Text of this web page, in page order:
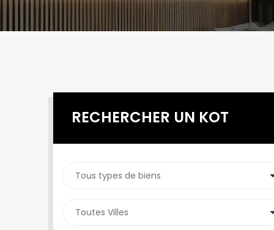
RECHERCHER UN KOT